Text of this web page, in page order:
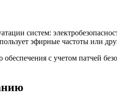
систем:
эфирные частоты или
с учетом патчей